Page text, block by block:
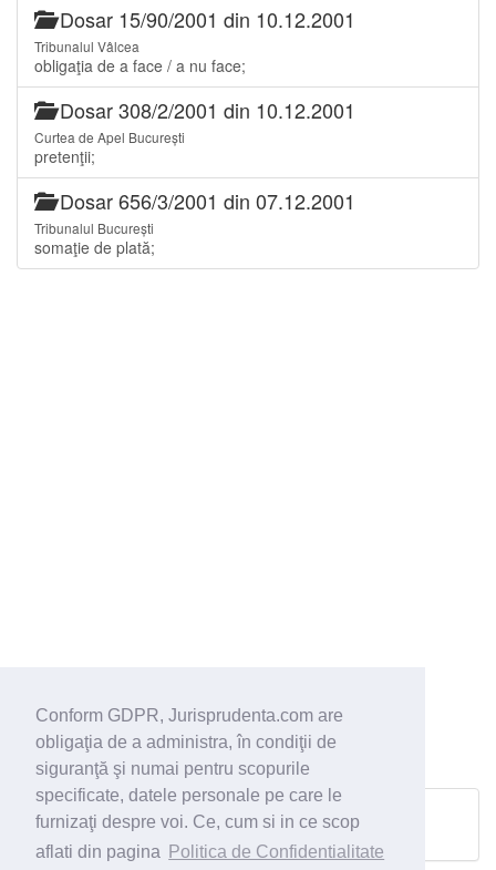
Conform GDPR, Jurisprudenta.com are
obligaţia de a administra, în condiţii de
siguranţă şi numai pentru scopurile
specificate, datele personale pe care le
furnizaţi despre voi. Ce, cum si in ce scop
aflati din pagina
Politica de Confidentialitate
Dosar 15/90/2001 din 10.12.2001
Tribunalul Vâlcea
obligaţia de a face / a nu face;
Dosar 308/2/2001 din 10.12.2001
Curtea de Apel București
pretenţii;
Dosar 656/3/2001 din 07.12.2001
Tribunalul București
somaţie de plată;
Pagina urmatoare